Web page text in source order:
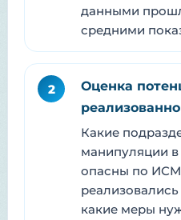
данными
средними
2
Оценка
Какие
манипуляции
опасны по
какие меры